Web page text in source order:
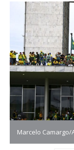
Marcelo Camargo/